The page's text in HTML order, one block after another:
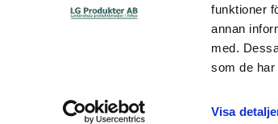
funktioner
annan
med.
som de har
Visa
Reparations information